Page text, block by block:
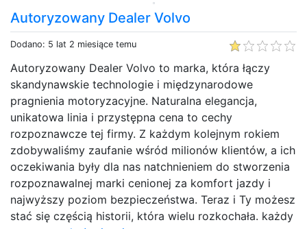
Autoryzowany Dealer Volvo
Dodano: 5 lat 2 miesiące temu
Autoryzowany Dealer Volvo to marka, która łączy
skandynawskie technologie i międzynarodowe
pragnienia motoryzacyjne. Naturalna elegancja,
unikatowa linia i przystępna cena to cechy
rozpoznawcze tej firmy. Z każdym kolejnym rokiem
zdobywaliśmy zaufanie wśród milionów klientów, a ich
oczekiwania były dla nas natchnieniem do stworzenia
rozpoznawalnej marki cenionej za komfort jazdy i
najwyższy poziom bezpieczeństwa. Teraz i Ty możesz
stać się częścią historii, która wielu rozkochała. każdy